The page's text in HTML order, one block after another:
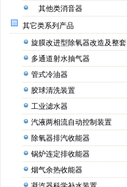
其他类消音器
其它类系列产品
旋膜改进型除氧器改造及整套
多通道射水抽气器
管式冷油器
胶球清洗装置
工业滤水器
汽液两相流自动控制装置
除氧器排汽收能器
锅炉连定排收能器
烟气余热收能器